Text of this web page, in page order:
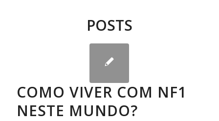
POSTS
COMO VIVER COM NF1
NESTE MUNDO?